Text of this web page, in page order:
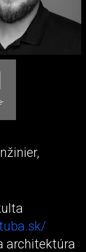
architektúra